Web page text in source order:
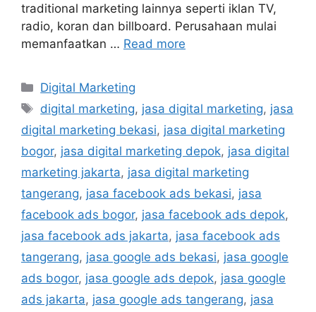
traditional marketing lainnya seperti iklan TV,
radio, koran dan billboard. Perusahaan mulai
memanfaatkan … Read more
Digital Marketing
digital marketing, jasa digital marketing, jasa
digital marketing bekasi, jasa digital marketing
bogor, jasa digital marketing depok, jasa digital
marketing jakarta, jasa digital marketing
tangerang, jasa facebook ads bekasi, jasa
facebook ads bogor, jasa facebook ads depok,
jasa facebook ads jakarta, jasa facebook ads
tangerang, jasa google ads bekasi, jasa google
ads bogor, jasa google ads depok, jasa google
ads jakarta, jasa google ads tangerang, jasa